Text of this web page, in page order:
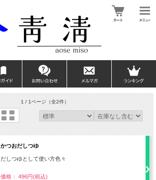
1 / 1ページ（全2件）
かつおだしつゆ
だしつゆとして使い方色々
価格： 496円(税込)